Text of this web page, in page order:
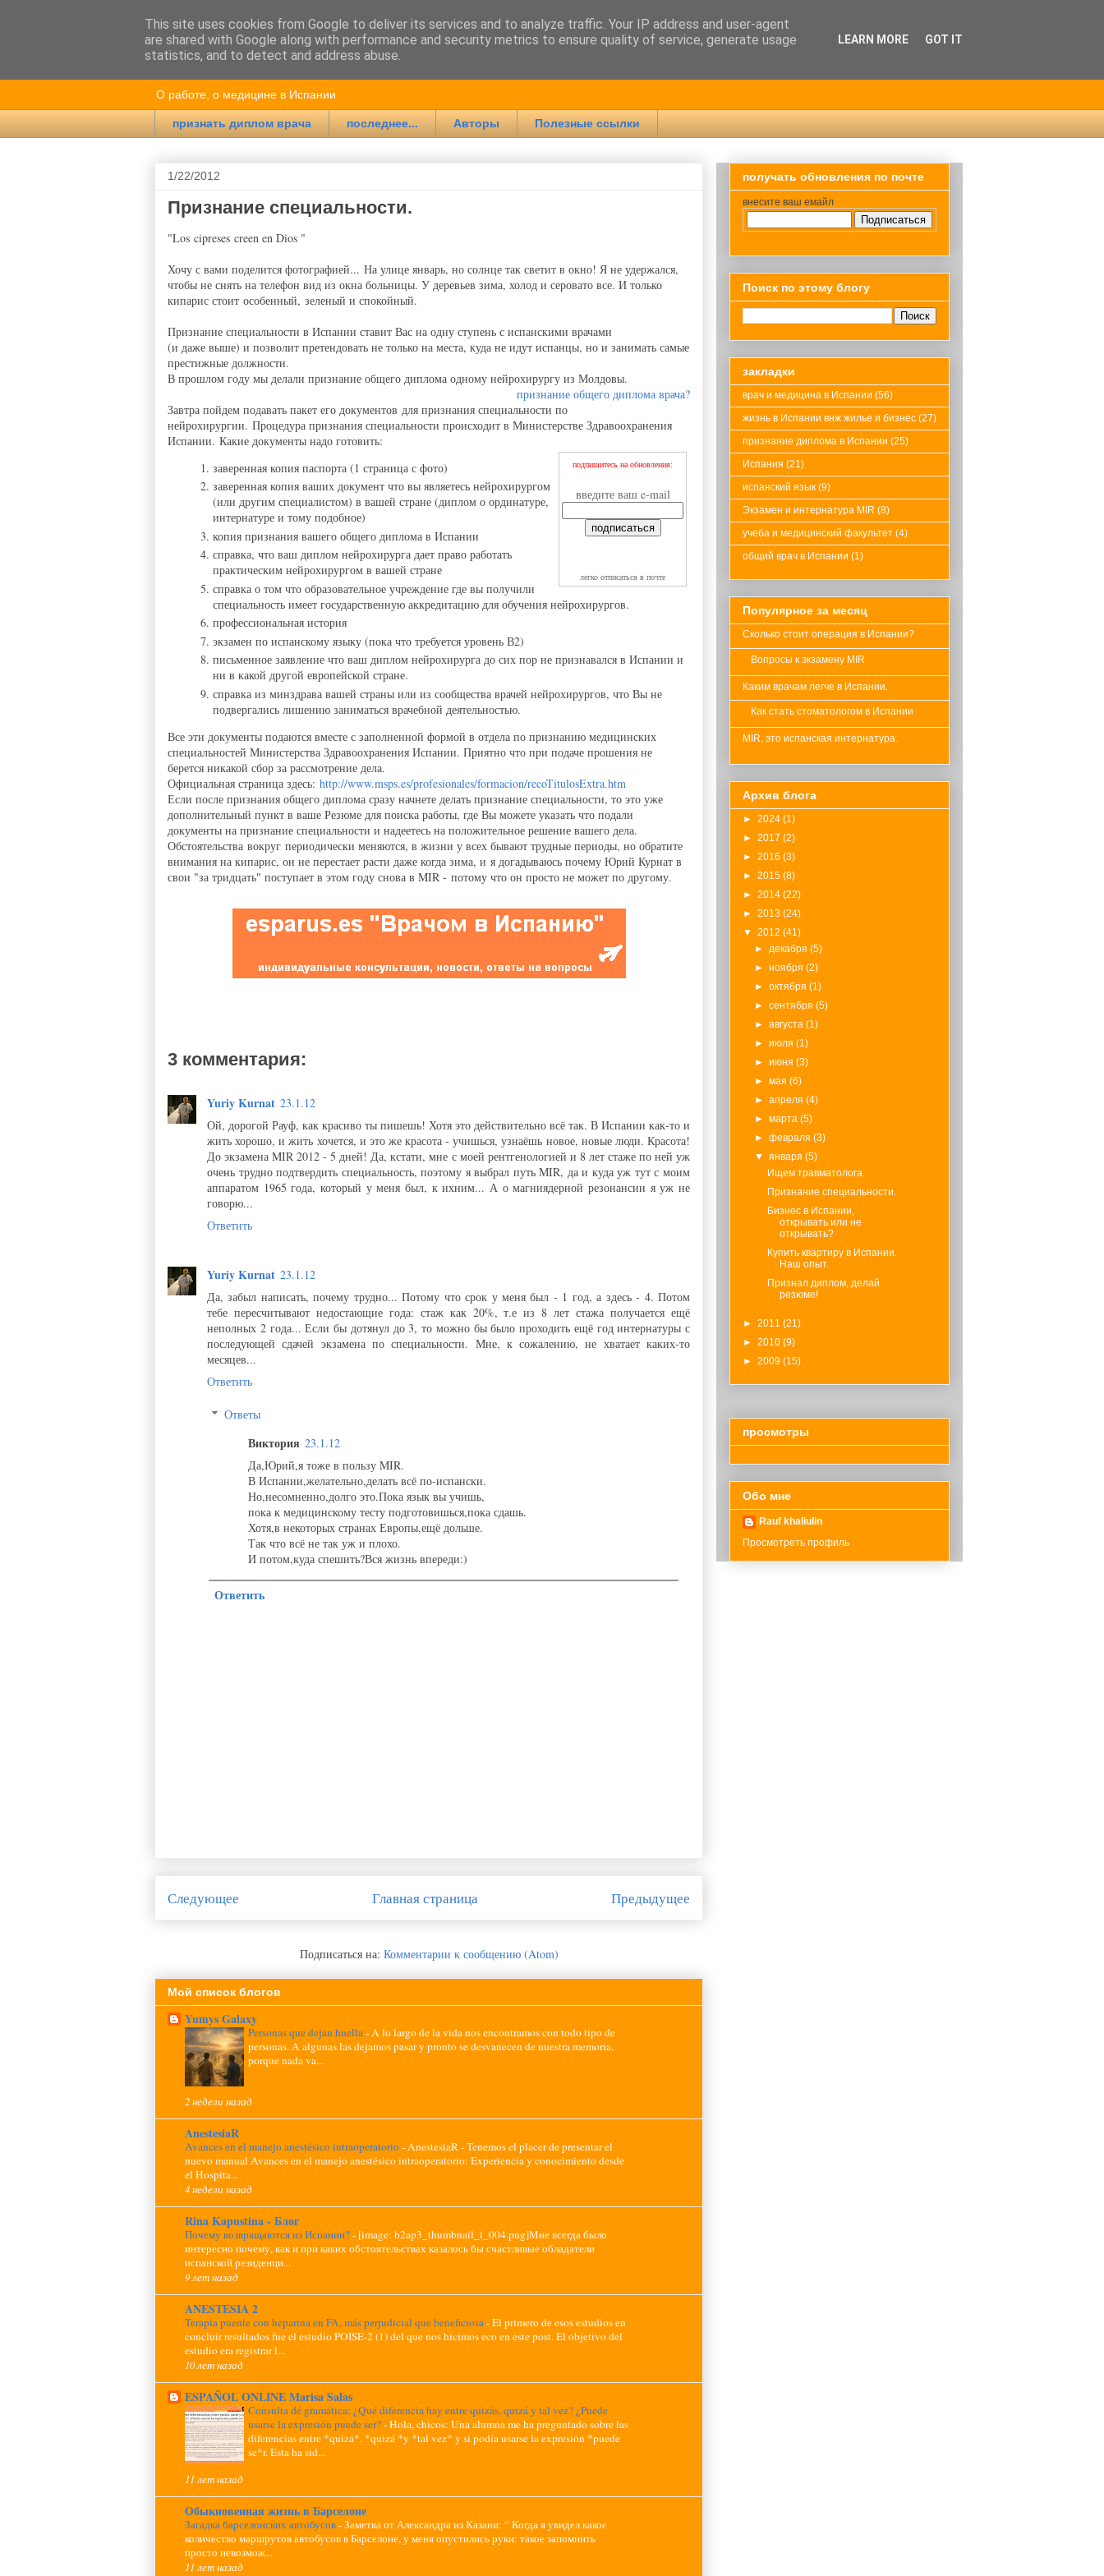
Врач в Испании
О работе, о медицине в Испании
признать диплом врача последнее... Авторы Полезные ссылки
1/22/2012
Признание специальности.
"Los cipreses creen en Dios "
Хочу с вами поделится фотографией... На улице январь, но солнце так светит в окно! Я не удержался,
чтобы не снять на телефон вид из окна больницы. У деревьев зима, холод и серовато все. И только
кипарис стоит особенный, зеленый и спокойный.
Признание специальности в Испании ставит Вас на одну ступень с испанскими врачами
(и даже выше) и позволит претендовать не только на места, куда не идут испанцы, но и занимать самые
престижные должности.
В прошлом году мы делали признание общего диплома одному нейрохирургу из Молдовы.
признание общего диплома врача?
Завтра пойдем подавать пакет его документов для признания специальности по
нейрохирургии. Процедура признания специальности происходит в Министерстве Здравоохранения
Испании. Какие документы надо готовить:
подпишитесь на обновления:
введите ваш e-mail
легко отписаться в почте
заверенная копия паспорта (1 страница с фото)
заверенная копия ваших документ что вы являетесь нейрохирургом
(или другим специалистом) в вашей стране (диплом о ординатуре,
интернатуре и тому подобное)
копия признания вашего общего диплома в Испании
справка, что ваш диплом нейрохирурга дает право работать
практическим нейрохирургом в вашей стране
справка о том что образовательное учреждение где вы получили
специальность имеет государственную аккредитацию для обучения нейрохирургов.
профессиональная история
экзамен по испанскому языку (пока что требуется уровень В2)
письменное заявление что ваш диплом нейрохирурга до сих пор не признавался в Испании и
ни в какой другой европейской стране.
справка из минздрава вашей страны или из сообщества врачей нейрохирургов, что Вы не
подвергались лишению заниматься врачебной деятельностью.
Все эти документы подаются вместе с заполненной формой в отдела по признанию медицинских
специальностей Министерства Здравоохранения Испании. Приятно что при подаче прошения не
берется никакой сбор за рассмотрение дела.
Официальная страница здесь: http://www.msps.es/profesionales/formacion/recoTitulosExtra.htm
Если после признания общего диплома сразу начнете делать признание специальности, то это уже
дополнительный пункт в ваше Резюме для поиска работы, где Вы можете указать что подали
документы на признание специальности и надеетесь на положительное решение вашего дела.
Обстоятельства вокруг периодически меняются, в жизни у всех бывают трудные периоды, но обратите
внимания на кипарис, он не перестает расти даже когда зима, и я догадываюсь почему Юрий Курнат в
свои "за тридцать" поступает в этом году снова в MIR - потому что он просто не может по другому.
3 комментария:
Yuriy Kurnat 23.1.12
Ой, дорогой Рауф, как красиво ты пишешь! Хотя это действительно всё так. В Испании как-то и
жить хорошо, и жить хочется, и это же красота - учишься, узнаёшь новое, новые люди. Красота!
До экзамена MIR 2012 - 5 дней! Да, кстати, мне с моей рентгенологией и 8 лет стаже по ней уж
очень трудно подтвердить специальность, поэтому я выбрал путь МIR, да и куда уж тут с моим
аппаратом 1965 года, который у меня был, к ихним... А о магниядерной резонансии я уж не
говорю...
Ответить
Yuriy Kurnat 23.1.12
Да, забыл написать, почему трудно... Потому что срок у меня был - 1 год, а здесь - 4. Потом
тебе пересчитывают недостающие года: стаж как 20%, т.е из 8 лет стажа получается ещё
неполных 2 года... Если бы дотянул до 3, то можно бы было проходить ещё год интернатуры с
последующей сдачей экзамена по специальности. Мне, к сожалению, не хватает каких-то
месяцев...
Ответить
Ответы
Виктория 23.1.12
Да,Юрий,я тоже в пользу MIR.
В Испании,желательно,делать всё по-испански.
Но,несомненно,долго это.Пока язык вы учишь,
пока к медицинскому тесту подготовишься,пока сдашь.
Хотя,в некоторых странах Европы,ещё дольше.
Так что всё не так уж и плохо.
И потом,куда спешить?Вся жизнь впереди:)
Ответить
Следующее Предыдущее
Главная страница
Подписаться на: Комментарии к сообщению (Atom)
Мой список блогов
Yumys Galaxy
Personas que dejan huella-A lo largo de la vida nos encontramos con todo tipo de
personas. A algunas las dejamos pasar y pronto se desvanecen de nuestra memoria,
porque nada va...
2 недели назад
AnestesiaR
Avances en el manejo anestésico intraoperatorio-AnestesiaR - Tenemos el placer de presentar el
nuevo manual Avances en el manejo anestésico intraoperatorio: Experiencia y conocimiento desde
el Hospita...
4 недели назад
Rina Kapustina - Блог
Почему возвращаются из Испании?- [image: b2ap3_thumbnail_i_004.png]Мне всегда было
интересно почему, как и при каких обстоятельствах казалось бы счастливые обладатели
испанской резиденци...
9 лет назад
ANESTESIA 2
Terapia puente con heparina en FA, más perjudicial que beneficiosa-El primero de esos estudios en
concluir resultados fue el estudio POISE-2 (1) del que nos hicimos eco en este post. El objetivo del
estudio era registrar l...
10 лет назад
ESPAÑOL ONLINE Marisa Salas
Consulta de gramática: ¿Qué diferencia hay entre quizás, quizá y tal vez? ¿Puede
usarse la expresión puede ser?-Hola, chicos: Una alumna me ha preguntado sobre las
diferencias entre *quizá*, *quizá *y *tal vez* y si podía usarse la expresión *puede
se*r. Esta ha sid...
11 лет назад
Обыкновенная жизнь в Барселоне
Загадка барселонских автобусов-Заметка от Александра из Казани: “ Когда я увидел какое
количество маршрутов автобусов в Барселоне, у меня опустились руки: такое запомнить
просто невозмож...
11 лет назад
получать обновления по почте
внесите ваш емайл
Поиск по этому блогу
закладки
врач и медицина в Испании (56)
жизнь в Испании внж жилье и бизнес (27)
признание диплома в Испании (25)
Испания (21)
испанский язык (9)
Экзамен и интернатура MIR (8)
учеба и медицинский факультет (4)
общий врач в Испании (1)
Популярное за месяц
Сколько стоит операция в Испании?
Вопросы к экзамену MIR
Каким врачам легче в Испании.
Как стать стоматологом в Испании
MIR, это испанская интернатура.
Архив блога
► 2024 (1)
► 2017 (2)
► 2016 (3)
► 2015 (8)
► 2014 (22)
► 2013 (24)
▼ 2012 (41)
►декабря(5)
►ноября(2)
►октября(1)
►сентября(5)
►августа(1)
►июля(1)
►июня(3)
►мая(6)
►апреля(4)
►марта(5)
►февраля(3)
▼января(5)
Ищем травматолога.
Признание специальности.
Бизнес в Испании,
открывать или не
открывать?
Купить квартиру в Испании.
Наш опыт.
Признал диплом, делай
резюме!
► 2011 (21)
► 2010 (9)
► 2009 (15)
просмотры
Обо мне
Rauf khaliulin
Просмотреть профиль
This site uses cookies from Google to deliver its services and to analyze traffic. Your IP address and user-agent
are shared with Google along with performance and security metrics to ensure quality of service, generate usage
statistics, and to detect and address abuse.
LEARN MORE GOT IT